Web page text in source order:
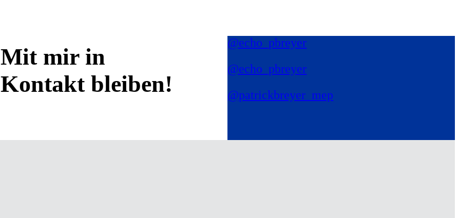
Mit mir in
Kontakt bleiben!
@echo_pbreyer
@echo_pbreyer
@patrickbreyer_mep